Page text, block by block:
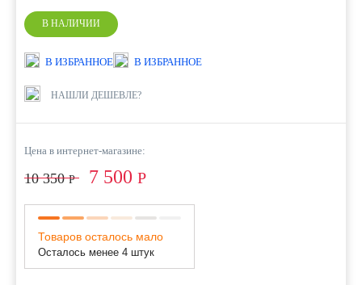
В НАЛИЧИИ
В ИЗБРАННОЕ В ИЗБРАННОЕ
НАШЛИ ДЕШЕВЛЕ?
Цена в интернет-магазине:
10 350Р 7 500 Р
Товаров осталось мало
Осталось менее 4 штук